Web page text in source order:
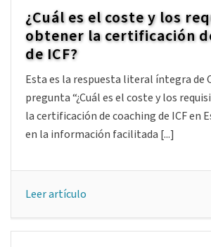
¿Cuál es el coste y los
obtener la certificación
de ICF?
Esta es la respuesta literal íntegra de
pregunta “¿Cuál es el coste y los
la certificación de coaching de ICF en
en la información facilitada [...]
Leer artículo